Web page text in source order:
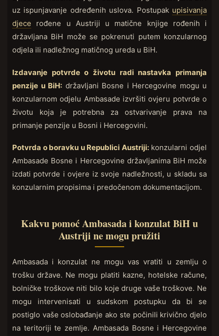
uz ispunjavanje određenih uslova. Postupak upisivanja
djece rođene u Austriji u matične knjige rođenih i
državljana BiH može se pokrenuti putem konzularnog
odjela ili nadležnog matičnog ureda u BiH.
Izdavanje potvrde o životu radi nastavka primanja
penzije u BiH: državljani Bosne i Hercegovine mogu u
konzularnom odjelu Ambasade izvršiti ovjeru potvrde o
životu koja je potrebna za ostvarivanje prava na
primanje penzije u Bosni i Hercegovini.
Potvrda o boravku u Republici Austriji:konzularni odjel
Ambasade Bosne i Hercegovine državljanima BiH može
izdati potvrde i ovjere iz svoje nadležnosti, u skladu sa
konzularnim propisima i predočenom dokumentacijom.
Kakvu pomoć Ambasada i konzulat BiH u
Austriji ne mogu pružiti
Ambasada i konzulat ne mogu vas vratiti u zemlju o
trošku države. Ne mogu platiti kazne, hotelske račune,
bolničke troškove niti bilo koje druge vaše troškove. Ne
mogu intervenisati u sudskom postupku da bi se
postiglo vaše oslobađanje ako ste počinili krivično djelo
na teritoriji te zemlje. Ambasada Bosne i Hercegovine